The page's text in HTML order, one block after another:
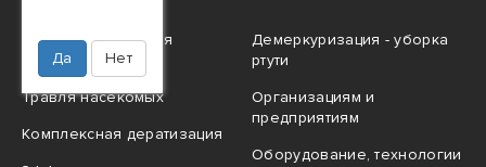
Да Нет
Профессиональная
дезинфекция
Травля насекомых
Комплексная дератизация
Демеркуризация - уборка
ртути
Организациям и
предприятиям
Оборудование, технологии